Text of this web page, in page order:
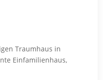
Traumhaus in
Einfamilienhaus,